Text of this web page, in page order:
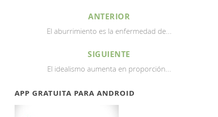
ANTERIOR
El aburrimiento es la enfermedad de...
SIGUIENTE
El idealismo aumenta en proporción...
APP GRATUITA PARA ANDROID